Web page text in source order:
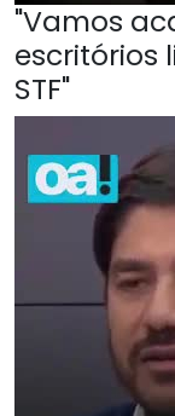
"Vamos
escritórios
STF"